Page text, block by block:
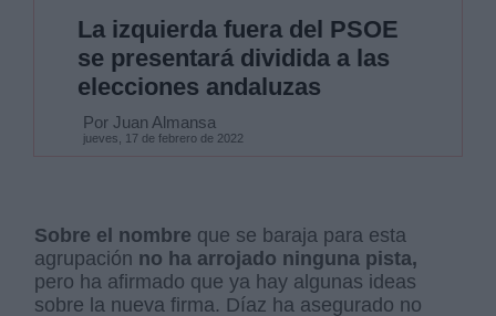
La izquierda fuera del PSOE
se presentará dividida a las
elecciones andaluzas
Por Juan Almansa
jueves, 17 de febrero de 2022
Sobre el nombre que se baraja para esta
agrupación no ha arrojado ninguna pista,
pero ha afirmado que ya hay algunas ideas
sobre la nueva firma. Díaz ha asegurado no